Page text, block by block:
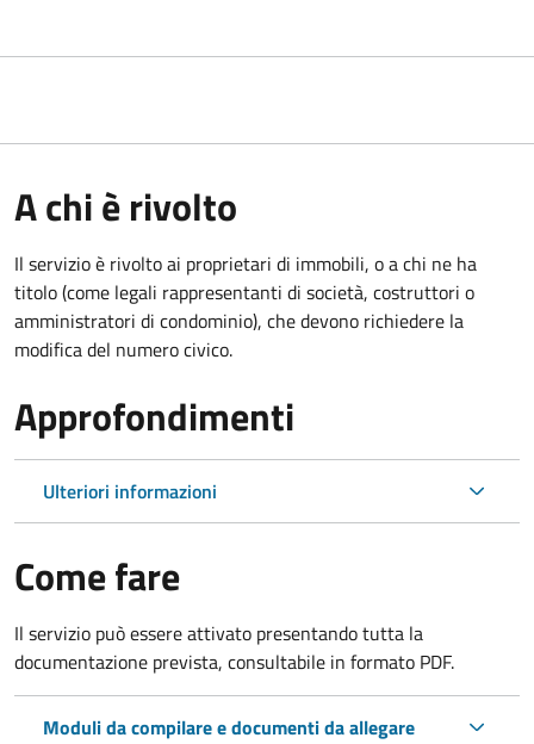
A chi è rivolto
Il servizio è rivolto ai proprietari di immobili, o a chi ne ha
titolo (come legali rappresentanti di società, costruttori o
amministratori di condominio), che devono richiedere la
modifica del numero civico.
Approfondimenti
Ulteriori informazioni
Come fare
Il servizio può essere attivato presentando tutta la
documentazione prevista, consultabile in formato PDF.
Moduli da compilare e documenti da allegare